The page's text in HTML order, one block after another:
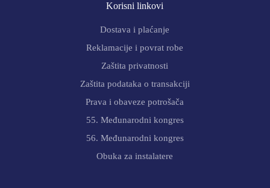
Korisni linkovi
Dostava i plaćanje
Reklamacije i povrat robe
Zaštita privatnosti
Zaštita podataka o transakciji
Prava i obaveze potrošača
55. Međunarodni kongres
56. Međunarodni kongres
Obuka za instalatere